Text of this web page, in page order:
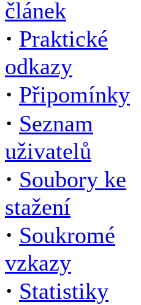
článek
· Praktické
odkazy
· Připomínky
· Seznam
uživatelů
· Soubory ke
stažení
· Soukromé
vzkazy
· Statistiky